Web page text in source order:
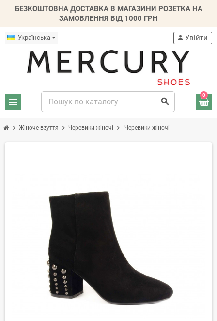
БЕЗКОШТОВНА ДОСТАВКА В МАГАЗИНИ РОЗЕТКА НА
ЗАМОВЛЕННЯ ВІД 1000 ГРН
Українська
view_headline search
person Увійти
0
chevron_right Жіноче взуття chevron_right Черевики жіночі chevron_right Черевики жіночі